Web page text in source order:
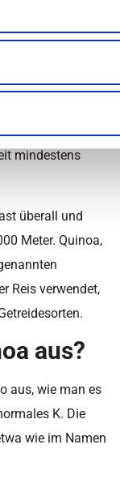
genannt,
ist. In
mindestens
überall und
Meter. Quinoa,
Reis verwendet,
aus?
aus, wie man es
K. Die
wie im Namen